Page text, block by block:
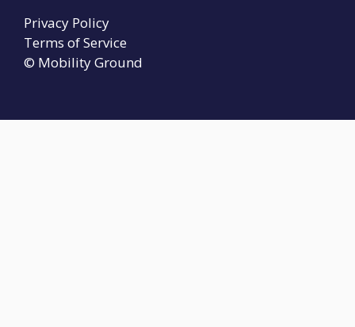
© Mobility Ground
Privacy Policy
Terms of Service